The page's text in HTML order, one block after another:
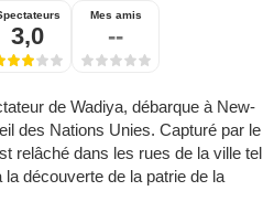
3,0
Mes amis
--
de Wadiya, débarque à New-
des Nations Unies. Capturé par le
relâché dans les rues de la ville tel
découverte de la patrie de la